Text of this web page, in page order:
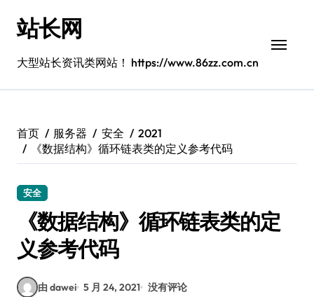
站长网
大型站长资讯类网站！ https://www.86zz.com.cn
首页 服务器 安全
2021
《数据结构》循环链表类的定义参考代码
安全
《数据结构》循环链表类的定
义参考代码
由 dawei 5 月 24, 2021 没有评论